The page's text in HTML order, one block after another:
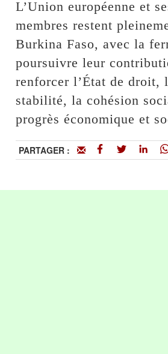
L’Union européenne et
membres restent
Burkina Faso, avec la
poursuivre leur
renforcer l’État de droit,
stabilité, la cohésion
progrès économique et
PARTAGER :